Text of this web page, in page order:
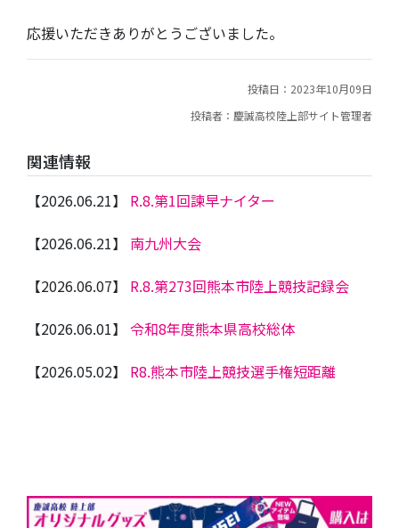
応援いただきありがとうございました。
投稿日：2023年10月09日
投稿者：慶誠高校陸上部サイト管理者
関連情報
【2026.06.21】
R.8.第1回諫早ナイター
【2026.06.21】
南九州大会
【2026.06.07】
R.8.第273回熊本市陸上競技記録会
【2026.06.01】 令和8年度熊本県高校総体
【2026.05.02】
R8.熊本市陸上競技選手権短距離